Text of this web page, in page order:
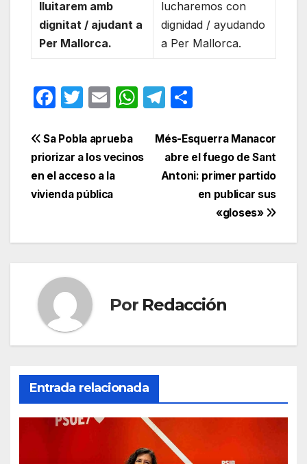
lluitarem amb
dignitat / ajudant a
Per Mallorca.
lucharemos con
dignidad / ayudando
a Per Mallorca.
F
c
e
b
o
k
T
itt
er
E
ail
W
at
s
T
e
gr
a
m
p
ar
tir
Navegación
de
entradas
Més-Esquerra Manacor
abre el fuego de Sant
Antoni: primer partido
en publicar sus
«gloses»
Sa Pobla aprueba
priorizar a los vecinos
en el acceso a la
vivienda pública
Por Redacción
Entrada relacionada